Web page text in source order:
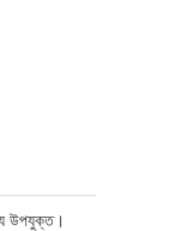
উপযুক্ত।